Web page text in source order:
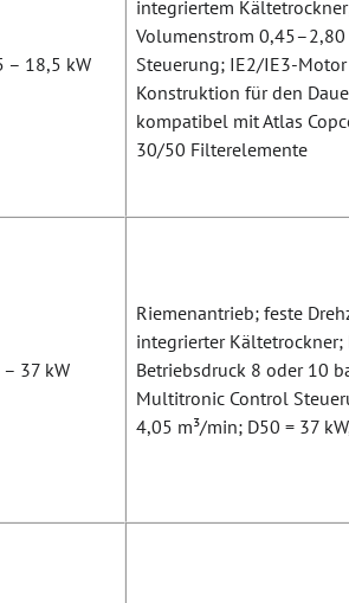
– 18,5 kW
integriertem
Volumenstrom
Steuerung; IE2/IE3-
Konstruktion für den
kompatibel mit Atlas
30/50 Filterelemente
– 37 kW
Riemenantrieb; feste
integrierter
Betriebsdruck 8 oder 10
Multitronic Control
4,05 m³/min; D50 = 37